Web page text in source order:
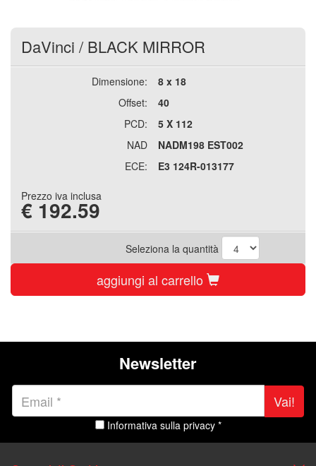
DaVinci / BLACK MIRROR
Dimensione:
8 x 18
Offset:
40
PCD:
5 X 112
NAD
NADM198 EST002
ECE:
E3 124R-013177
Prezzo iva inclusa
€ 192.59
Seleziona la quantità
aggiungi al carrello
Newsletter
Vai!
Informativa sulla privacy *